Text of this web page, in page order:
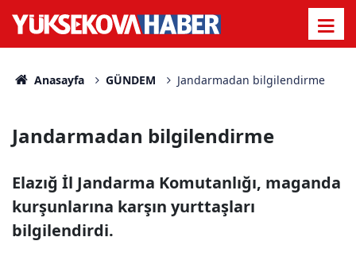
Anasayfa GÜNDEM Jandarmadan bilgilendirme
Jandarmadan bilgilendirme
Elazığ İl Jandarma Komutanlığı, maganda
kurşunlarına karşın yurttaşları
bilgilendirdi.